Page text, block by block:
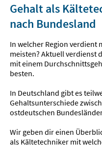
Gehalt als
nach Bundesland
In welcher Region verdient
meisten? Aktuell verdienst
mit einem
besten.
In Deutschland gibt es
Gehaltsunterschiede
ostdeutschen
Wir geben dir einen
als Kältetechniker mit